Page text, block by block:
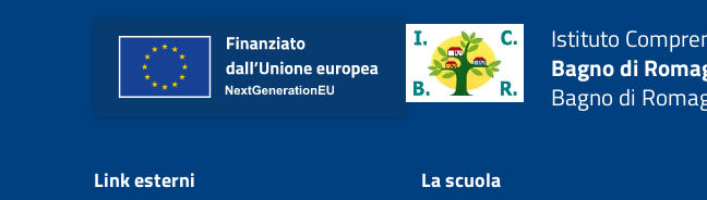
Istituto
Bagno di
Bagno di
Link esterni La scuola